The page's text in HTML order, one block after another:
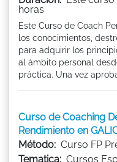
horas
Este Curso de Coach
los conocimientos,
para adquirir los
al ámbito personal
práctica. Una vez
Curso de Coaching
Rendimiento en
Método: Curso FP
Tematica: Cursos